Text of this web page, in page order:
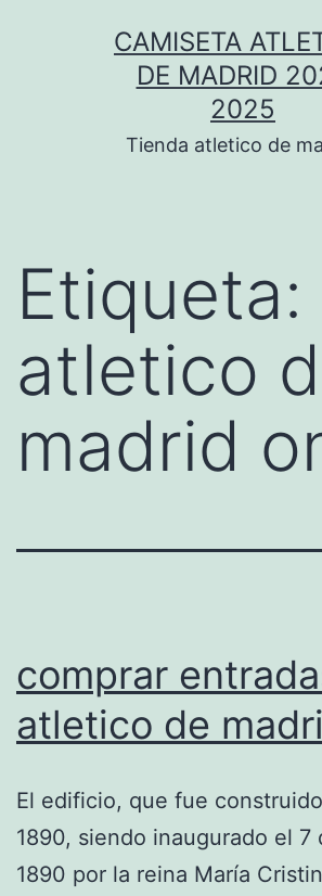
CAMISETA
DE MADRID
2025
Tienda atletico de
Etiqueta:
atletico
madrid
comprar
atletico de
El edificio, que fue
1890, siendo inaugurado el 7
1890 por la reina María